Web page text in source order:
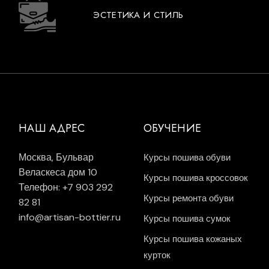
ЭСТЕТИКА И СТИЛЬ
НАШ АДРЕС
Москва, Бульвар
Веласкеса дом 10
Телефон: +7 903 292
82 81
info@artisan-bottier.ru
ОБУЧЕНИЕ
Курсы пошива обуви
Курсы пошива кроссовок
Курсы ремонта обуви
Курсы пошива сумок
Курсы пошива кожаных
курток